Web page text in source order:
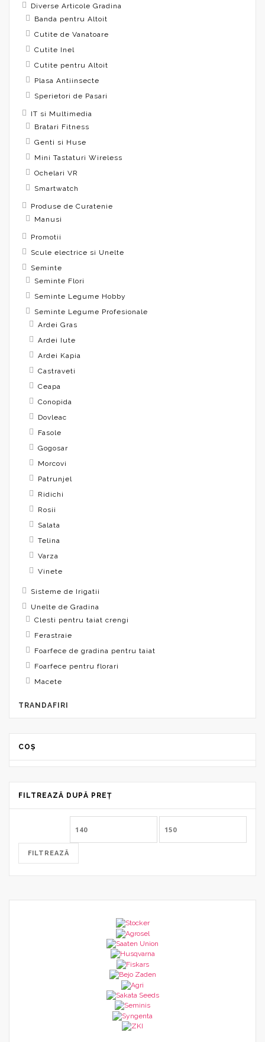
Diverse Articole Gradina
Banda pentru Altoit
Cutite de Vanatoare
Cutite Inel
Cutite pentru Altoit
Plasa Antiinsecte
Sperietori de Pasari
IT si Multimedia
Bratari Fitness
Genti si Huse
Mini Tastaturi Wireless
Ochelari VR
Smartwatch
Produse de Curatenie
Manusi
Promotii
Scule electrice si Unelte
Seminte
Seminte Flori
Seminte Legume Hobby
Seminte Legume Profesionale
Ardei Gras
Ardei Iute
Ardei Kapia
Castraveti
Ceapa
Conopida
Dovleac
Fasole
Gogosar
Morcovi
Patrunjel
Ridichi
Rosii
Salata
Telina
Varza
Vinete
Sisteme de Irigatii
Unelte de Gradina
Clesti pentru taiat crengi
Ferastraie
Foarfece de gradina pentru taiat
Foarfece pentru florari
Macete
TRANDAFIRI
COȘ
FILTREAZĂ DUPĂ PREȚ
FILTREAZĂ